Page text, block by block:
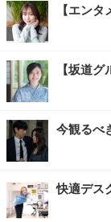
【エン
【坂道
今観るべ
快適デス